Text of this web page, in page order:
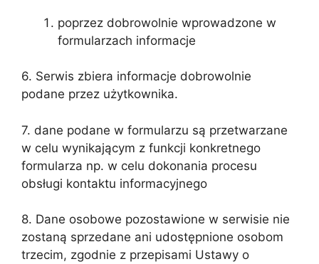
poprzez dobrowolnie wprowadzone w
formularzach informacje
6. Serwis zbiera informacje dobrowolnie
podane przez użytkownika.
7. dane podane w formularzu są przetwarzane
w celu wynikającym z funkcji konkretnego
formularza np. w celu dokonania procesu
obsługi kontaktu informacyjnego
8. Dane osobowe pozostawione w serwisie nie
zostaną sprzedane ani udostępnione osobom
trzecim, zgodnie z przepisami Ustawy o